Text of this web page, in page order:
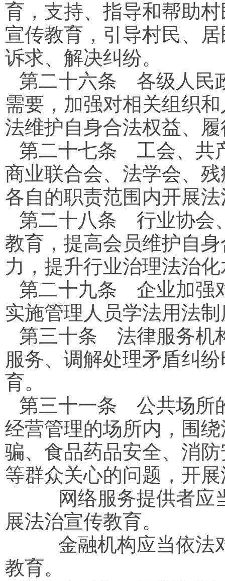
育，支持、指导和帮助
宣传教育，引导村民、
诉求、解决纠纷。
第二十六条 各级人民
需要，加强对相关组织
法维护自身合法权益、
第二十七条 工会、共
商业联合会、法学会、
各自的职责范围内开展
第二十八条 行业协会
教育，提高会员维护自
力，提升行业治理法治
第二十九条 企业加强
实施管理人员学法用法
第三十条 法律服务机
服务、调解处理矛盾纠
育。
第三十一条 公共场所
经营管理的场所内，围
骗、食品药品安全、消
等群众关心的问题，开
网络服务提供者应
展法治宣传教育。
金融机构应当依法
教育。